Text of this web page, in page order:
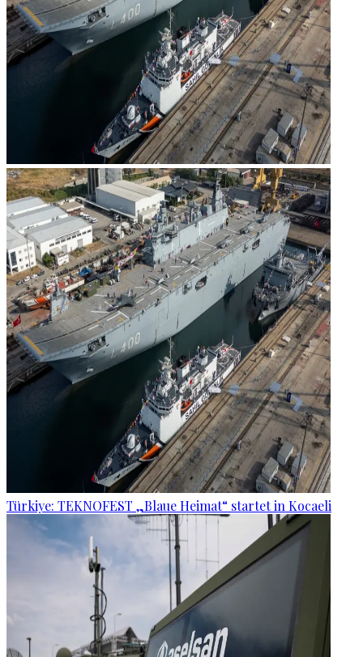
Türkiye: TEKNOFEST „Blaue Heimat“ startet in Kocaeli